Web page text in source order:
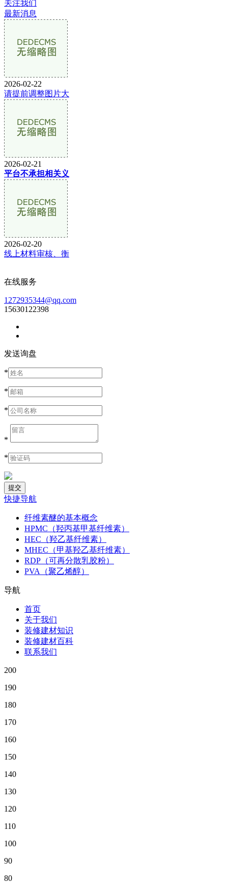
关注我们
最新消息
2026-02-22
请提前调整图片大
2026-02-21
平台不承担相关义
2026-02-20
线上材料审核、衡
在线服务
1272935344@qq.com
15630122398
发送询盘
*
*
*
*
*
快捷导航
纤维素醚的基本概念
HPMC（羟丙基甲基纤维素）
HEC（羟乙基纤维素）
MHEC（甲基羟乙基纤维素）
RDP（可再分散乳胶粉）
PVA（聚乙烯醇）
导航
首页
关于我们
装修建材知识
装修建材百科
联系我们
200
190
180
170
160
150
140
130
120
110
100
90
80